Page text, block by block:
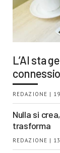
L’AI sta
REDAZIONE |
Nulla si
trasforma
REDAZIONE |